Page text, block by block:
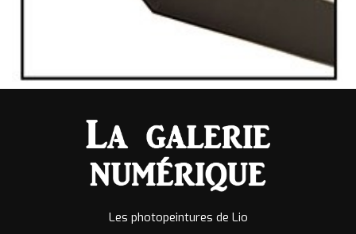
Les photopeintures de Lio